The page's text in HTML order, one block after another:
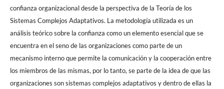
confianza organizacional desde la perspectiva de la Teoría de los
Sistemas Complejos Adaptativos. La metodología utilizada es un
análisis teórico sobre la confianza como un elemento esencial que se
encuentra en el seno de las organizaciones como parte de un
mecanismo interno que permite la comunicación y la cooperación entre
los miembros de las mismas, por lo tanto, se parte de la idea de que las
organizaciones son sistemas complejos adaptativos y dentro de ellas la